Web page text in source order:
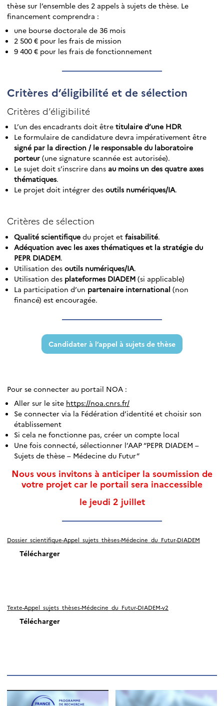
thèse sur l’ensemble des 2 appels à sujets de thèse. Le
financement comprendra :
une bourse doctorale de 36 mois
2 500 € pour les frais de mission
9 400 € pour les frais de fonctionnement
Critères d’éligibilité et de sélection
Critères d’éligibilité
L’un des encadrants doit être titulaire d’une HDR
Le formulaire de candidature devra impérativement être
signé par la direction / le responsable du laboratoire
porteur (une signature scannée est autorisée).
Le sujet doit s’inscrire dans au moins un des quatre axes
thématiques.
Le projet doit intégrer des outils numériques/IA.
Critères de sélection
Qualité scientifique du projet et faisabilité.
Adéquation avec les axes thématiques et la stratégie du
PEPR DIADEM.
Utilisation des outils numériques/IA.
Utilisation des plateformes DIADEM (si applicable)
La participation d’un partenaire international (non
financé) est encouragée.
Candidater à l’appel à sujets de thèse
Pour se connecter au portail NOA :
Aller sur le site https://noa.cnrs.fr/
Se connecter via la Fédération d’identité et choisir son
établissement
Si cela ne fonctionne pas, créer un compte local
Une fois connecté, sélectionner l’AAP “PEPR DIADEM –
Sujets de thèse – Médecine du Futur”
Nous vous invitons à anticiper la soumission de
votre projet car le portail sera inaccessible
le jeudi 2 juillet
Dossier_scientifique-Appel_sujets_thèses-Médecine_du_Futur-DIADEM
Télécharger
Texte-Appel_sujets_thèses-Médecine_du_Futur-DIADEM-v2
Télécharger